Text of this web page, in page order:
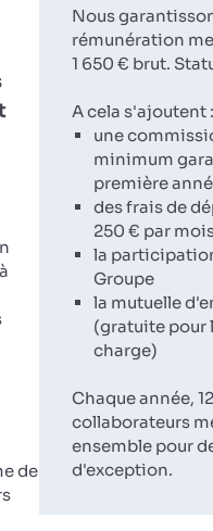
de
Nous
rémunération
1 650 € brut.
A cela s'ajoutent :
une
minimum
première
des frais de
250 € par
la
Groupe
la mutuelle
(gratuite pour
charge)
Chaque année,
collaborateurs
ensemble pour
d'exception.